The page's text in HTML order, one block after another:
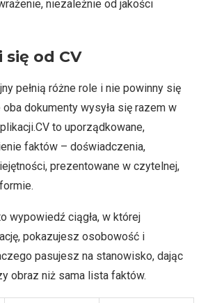
niezależnie od jakości
od CV
pełnią różne role i nie powinny się
dokumenty wysyła się razem w
to uporządkowane,
faktów – doświadczenia,
prezentowane w czytelnej,
wypowiedź ciągła, w której
pokazujesz osobowość i
pasujesz na stanowisko, dając
obraz niż sama lista faktów.